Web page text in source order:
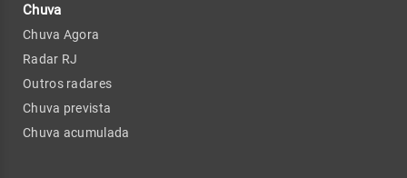
Chuva
Chuva Agora
Radar RJ
Outros radares
Chuva prevista
Chuva acumulada